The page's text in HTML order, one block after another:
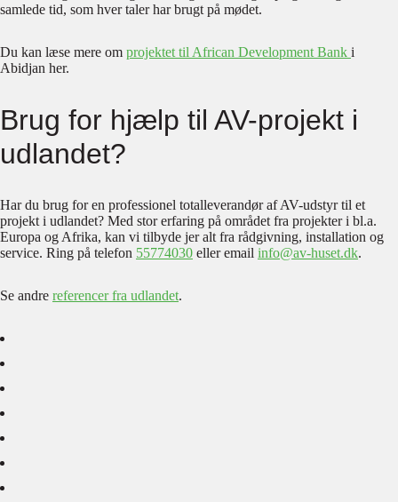
samlede tid, som hver taler har brugt på mødet.
Du kan læse mere om projektet til African Development Bank i
Abidjan her.
Brug for hjælp til AV-projekt i
udlandet?
Har du brug for en professionel totalleverandør af AV-udstyr til et
projekt i udlandet? Med stor erfaring på området fra projekter i bl.a.
Europa og Afrika, kan vi tilbyde jer alt fra rådgivning, installation og
service. Ring på telefon 55774030 eller email info@av-huset.dk.
Se andre referencer fra udlandet.